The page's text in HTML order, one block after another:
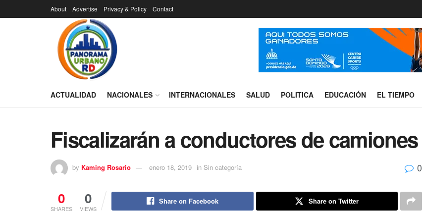
About Advertise Privacy & Policy Contact
ACTUALIDAD NACIONALES INTERNACIONALES SALUD POLITICA EDUCACIÓN EL TIEMPO
Fiscalizarán a conductores de camiones
by Kaming Rosario enero 18, 2019 in Sin categoría 0
0
SHARES
0
VIEWS
Share on Facebook Share on Twitter